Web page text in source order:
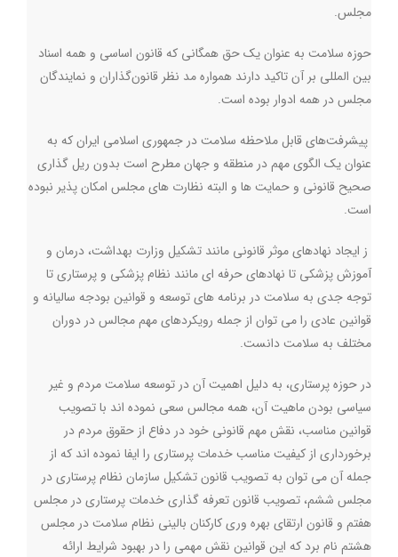
مجلس.
حوزه سلامت به عنوان یک حق همگانی که قانون اساسی و همه اسناد
بین المللی بر آن تاکید دارند همواره مد نظر قانون‌گذاران و نمایندگان
مجلس در همه ادوار بوده است.
پیشرفت‌های قابل ملاحظه سلامت در جمهوری اسلامی ایران که به
عنوان یک الگوی مهم در منطقه و جهان مطرح است بدون ریل گذاری
صحیح قانونی و حمایت ها و البته نظارت های مجلس امکان پذیر نبوده
است.
ز ایجاد نهادهای موثر قانونی مانند تشکیل وزارت بهداشت، درمان و
آموزش پزشکی تا نهادهای حرفه ای مانند نظام پزشکی و پرستاری تا
توجه جدی به سلامت در برنامه های توسعه و قوانین بودجه سالیانه و
قوانین عادی را می توان از جمله رویکردهای مهم مجالس در دوران
مختلف به سلامت دانست.
در حوزه پرستاری، به دلیل اهمیت آن در توسعه سلامت مردم و غیر
سیاسی بودن ماهیت آن، همه مجالس سعی نموده اند با تصویب
قوانین مناسب، نقش مهم قانونی خود در دفاع از حقوق مردم در
برخورداری از کیفیت مناسب خدمات پرستاری را ایفا نموده اند که از
جمله آن می توان به تصویب قانون تشکیل سازمان نظام پرستاری در
مجلس ششم، تصویب قانون تعرفه گذاری خدمات پرستاری در مجلس
هفتم و قانون ارتقای بهره وری کارکنان بالینی نظام سلامت در مجلس
هشتم نام برد که این قوانین نقش مهمی را در بهبود شرایط ارائه